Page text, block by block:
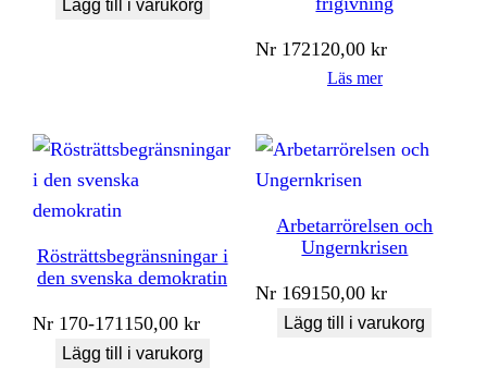
Lägg till i varukorg
Nr 172120,00kr
Läs mer
Rösträttsbegränsningar i
den svenska demokratin
Nr 170-171 150,00kr
Lägg till i varukorg
Arbetarrörelsen och
Ungernkrisen
Nr 169150,00kr
Lägg till i varukorg